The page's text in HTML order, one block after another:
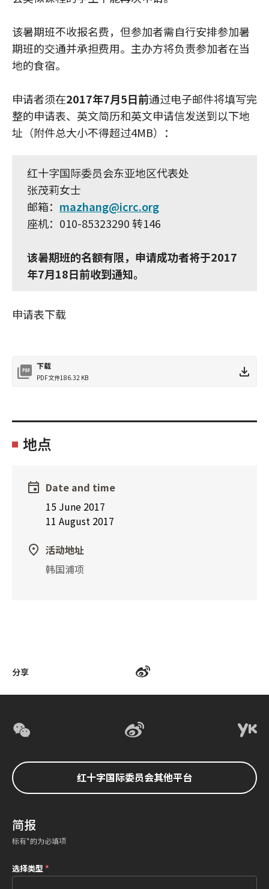
该暑期班不收报名费，但参加者需自行安排参加暑
期班的交通并承担费用。主办方将负责参加者在当
地的食宿。
申请者须在2017年7月5日前通过电子邮件将填写完
整的申请表、英文简历和英文申请信发送到以下地
址（附件总大小不得超过4MB）：
红十字国际委员会东亚地区代表处
张茂莉女士
邮箱： mazhang@icrc.org
座机：010-85323290 转146
该暑期班的名额有限，申请成功者将于2017
年7月18日前收到通知。
申请表下载
下载
PDF文件186.32 KB
地点
Date and time
15 June 2017
11 August 2017
活动地址
韩国浦项
分享
红十字国际委员会其他平台
简报
标有*的为必填项
选择类型*